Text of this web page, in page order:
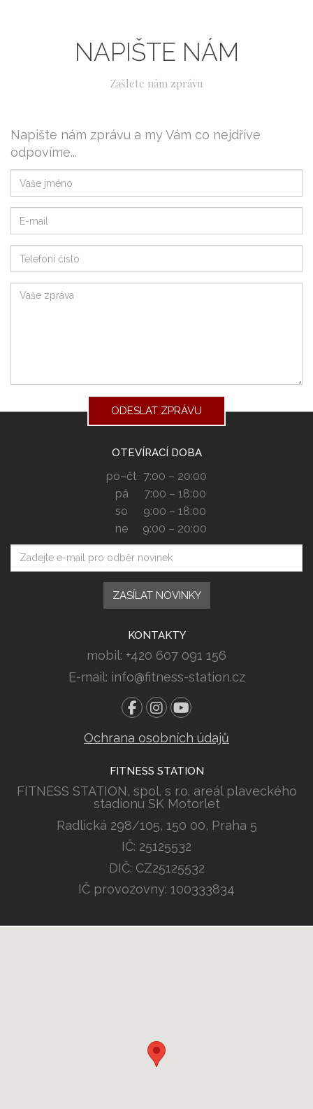
NAPIŠTE NÁM
Zašlete nám zprávu
Napište nám zprávu a my Vám co nejdříve
odpovíme...
ODESLAT ZPRÁVU
OTEVÍRACÍ DOBA
po–čt 7:00 – 20:00
pá
7:00 – 18:00
so
9:00 – 18:00
ne
9:00 – 20:00
Váš e-mail
ZASÍLAT NOVINKY
KONTAKTY
mobil: +420 607 091 156
E-mail: info@fitness-station.cz
Ochrana osobních údajů
FITNESS STATION
FITNESS STATION, spol. s r.o. areál plaveckého
stadionu SK Motorlet
Radlická 298/105, 150 00, Praha 5
IČ: 25125532
DIČ: CZ25125532
IČ provozovny: 100333834